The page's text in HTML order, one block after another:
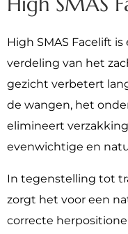
High SMAS Facelift
verdeling van het
gezicht verbetert
de wangen, het
elimineert
evenwichtige en
In tegenstelling tot
zorgt het voor een
correcte